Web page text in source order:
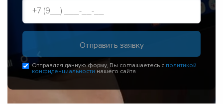
Отправляя данную форму, Вы соглашаетесь с политикой
конфиденциальности нашего сайта